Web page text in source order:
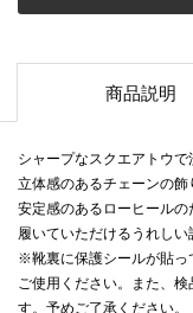
商品説明
シャープなスクエアトウで
立体感のあるチェーンの飾
安定感のあるローヒール
履いていただけるうれしい
※靴裏に保護シールが貼っ
ご使用ください。また、
す。予めご了承ください。